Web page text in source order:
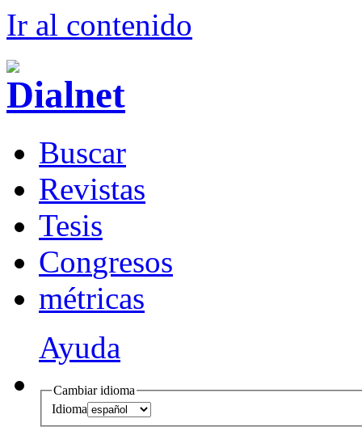
Ir al contenido
Buscar
Revistas
Tesis
Congresos
métricas
Ayuda
Cambiar idioma
Idioma